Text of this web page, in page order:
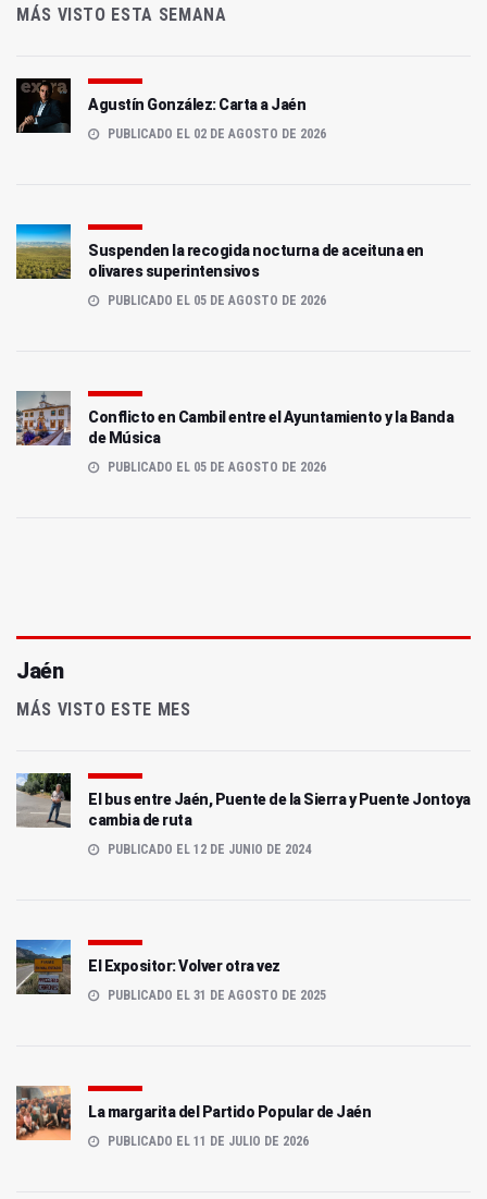
MÁS VISTO ESTA SEMANA
Agustín González: Carta a Jaén
PUBLICADO EL 02 DE AGOSTO DE 2026
Suspenden la recogida nocturna de aceituna en
olivares superintensivos
PUBLICADO EL 05 DE AGOSTO DE 2026
Conflicto en Cambil entre el Ayuntamiento y la Banda
de Música
PUBLICADO EL 05 DE AGOSTO DE 2026
Jaén
MÁS VISTO ESTE MES
El bus entre Jaén, Puente de la Sierra y Puente Jontoya
cambia de ruta
PUBLICADO EL 12 DE JUNIO DE 2024
El Expositor: Volver otra vez
PUBLICADO EL 31 DE AGOSTO DE 2025
La margarita del Partido Popular de Jaén
PUBLICADO EL 11 DE JULIO DE 2026